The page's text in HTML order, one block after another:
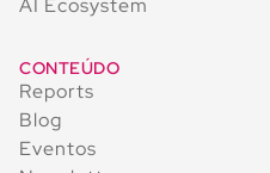
AI Ecosystem
CONTEÚDO
Reports
Blog
Eventos